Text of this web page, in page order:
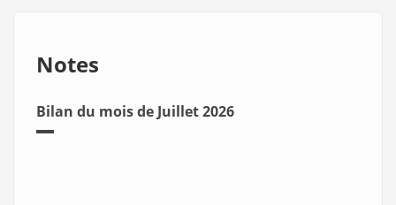
Notes
Bilan du mois de Juillet 2026